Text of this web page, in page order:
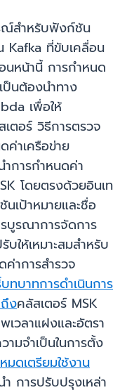
ณ์สำหรับฟังก์ชัน
Kafka ที่ขับเคลื่อน
หน้านี้ การกำหนด
ป็นต้องนำทาง
เพื่อให้
เตอร์ วิธีการตรวจ
าเครือข่าย
การกำหนดค่า
โดยตรงด้วยอินเท
เป้าหมายและชื่อ
บูรณาการจัดการ
ให้เหมาะสมสำหรับ
าการสำรวจ
ทบาทการดำเนินการ
งคลัสเตอร์ MSK
วลาแฝงและอัตรา
มจำเป็นในการตั้ง
มดเตรียมใช้งาน
ำ การปรับปรุงเหล่า